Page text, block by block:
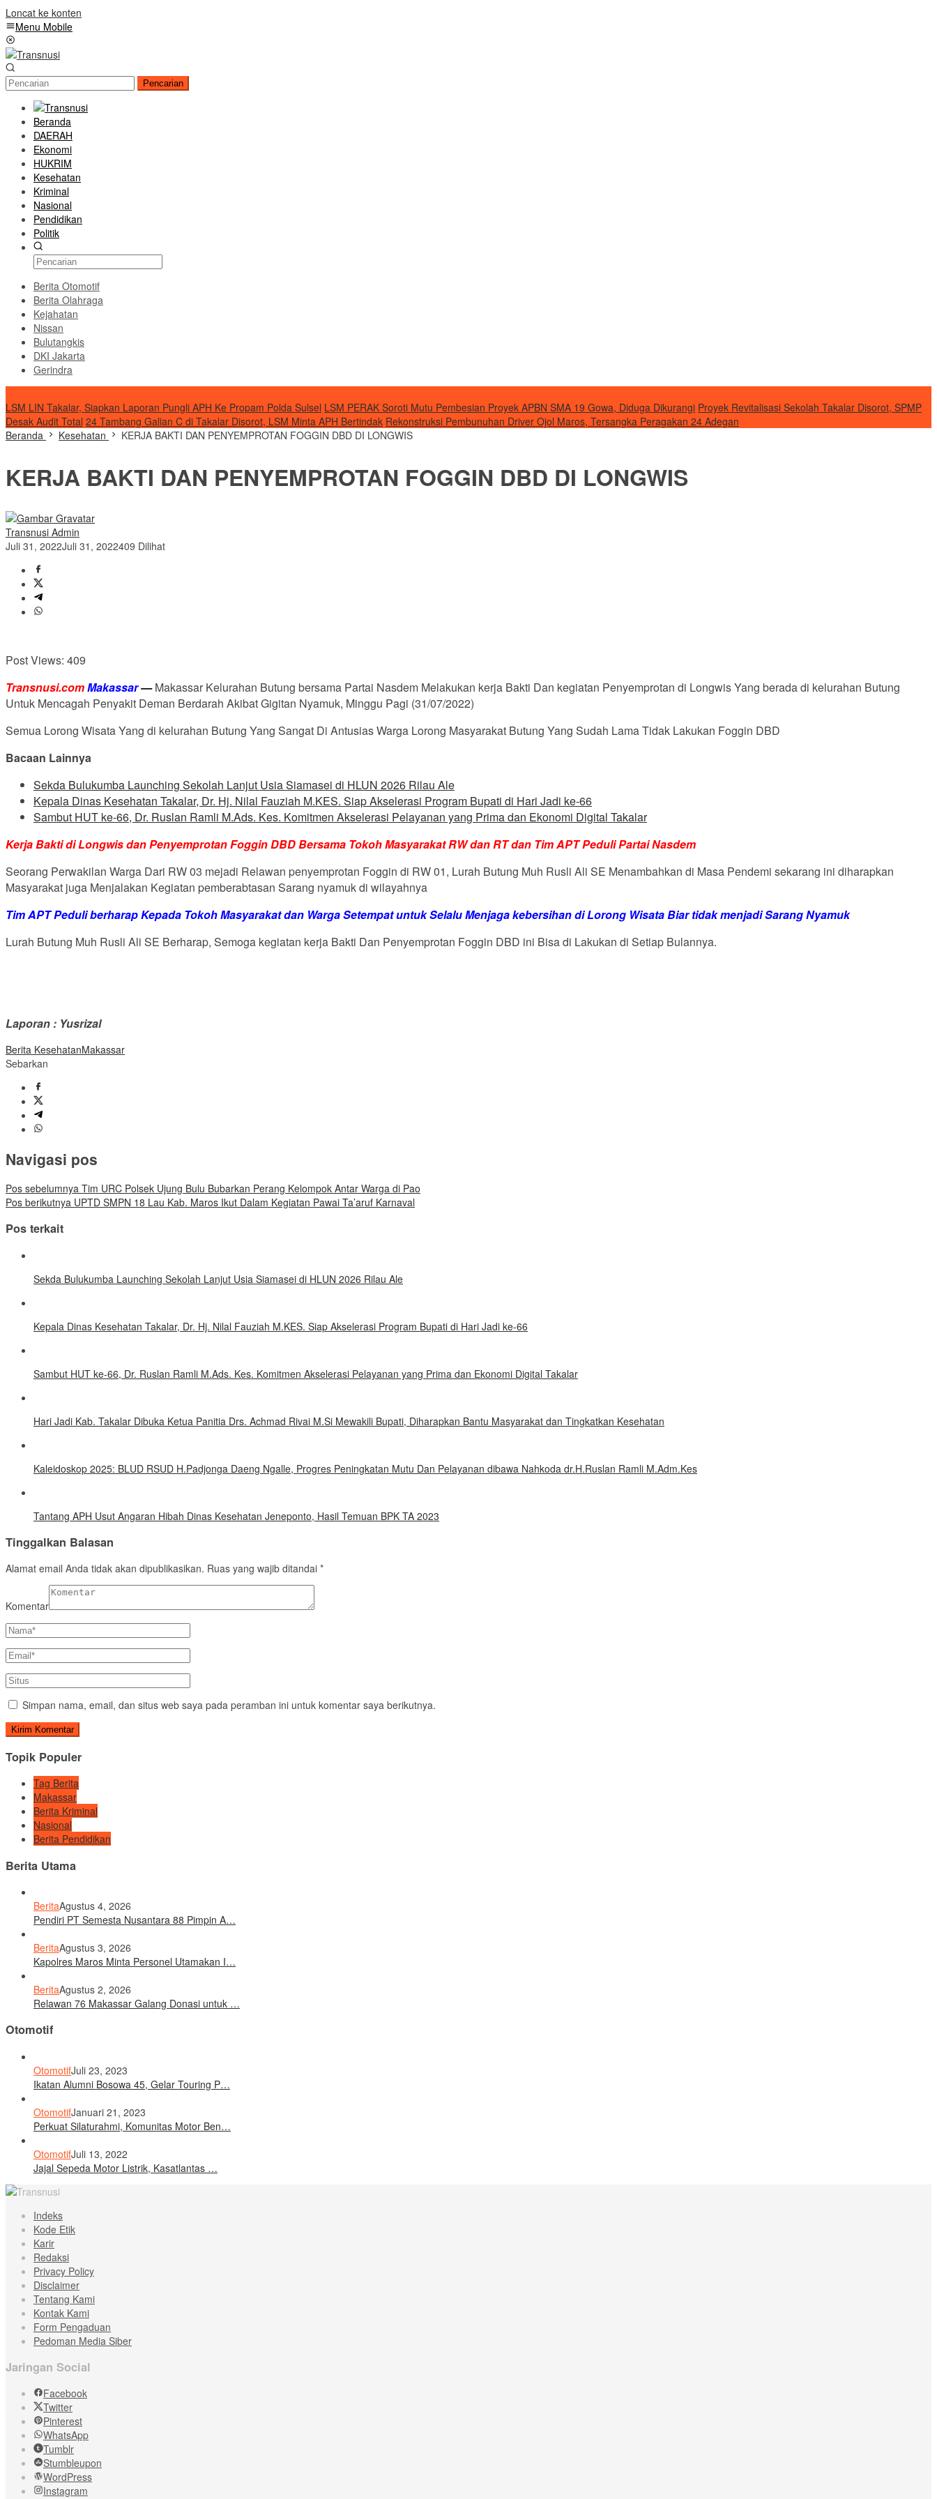
Loncat ke konten
Menu Mobile
Pencarian
Beranda
DAERAH
Ekonomi
HUKRIM
Kesehatan
Kriminal
Nasional
Pendidikan
Politik
Berita Otomotif
Berita Olahraga
Kejahatan
Nissan
Bulutangkis
DKI Jakarta
Gerindra
LSM LIN Takalar, Siapkan Laporan Pungli APH Ke Propam Polda Sulsel LSM PERAK Soroti Mutu Pembesian Proyek APBN SMA 19 Gowa, Diduga Dikurangi Proyek Revitalisasi Sekolah Takalar Disorot, SPMP
Desak Audit Total 24 Tambang Galian C di Takalar Disorot, LSM Minta APH Bertindak Rekonstruksi Pembunuhan Driver Ojol Maros, Tersangka Peragakan 24 Adegan
Beranda
Kesehatan KERJA BAKTI DAN PENYEMPROTAN FOGGIN DBD DI LONGWIS
KERJA BAKTI DAN PENYEMPROTAN FOGGIN DBD DI LONGWIS
Transnusi Admin
Juli 31, 2022Juli 31, 2022409 Dilihat
Post Views: 409
Transnusi.comMakassar—Makassar Kelurahan Butung bersama Partai Nasdem Melakukan kerja Bakti Dan kegiatan Penyemprotan di Longwis Yang berada di kelurahan Butung
Untuk Mencagah Penyakit Deman Berdarah Akibat Gigitan Nyamuk, Minggu Pagi (31/07/2022)
Semua Lorong Wisata Yang di kelurahan Butung Yang Sangat Di Antusias Warga Lorong Masyarakat Butung Yang Sudah Lama Tidak Lakukan Foggin DBD
Bacaan Lainnya
Sekda Bulukumba Launching Sekolah Lanjut Usia Siamasei di HLUN 2026 Rilau Ale
Kepala Dinas Kesehatan Takalar, Dr. Hj. Nilal Fauziah M.KES. Siap Akselerasi Program Bupati di Hari Jadi ke-66
Sambut HUT ke-66, Dr. Ruslan Ramli M.Ads. Kes. Komitmen Akselerasi Pelayanan yang Prima dan Ekonomi Digital Takalar
Kerja Bakti di Longwis dan Penyemprotan Foggin DBD Bersama Tokoh Masyarakat RW dan RT dan Tim APT Peduli Partai Nasdem
Seorang Perwakilan Warga Dari RW 03 mejadi Relawan penyemprotan Foggin di RW 01, Lurah Butung Muh Rusli Ali SE Menambahkan di Masa Pendemi sekarang ini diharapkan
Masyarakat juga Menjalakan Kegiatan pemberabtasan Sarang nyamuk di wilayahnya
Tim APT Peduli berharap Kepada Tokoh Masyarakat dan Warga Setempat untuk Selalu Menjaga kebersihan di Lorong Wisata Biar tidak menjadi Sarang Nyamuk
Lurah Butung Muh Rusli Ali SE Berharap, Semoga kegiatan kerja Bakti Dan Penyemprotan Foggin DBD ini Bisa di Lakukan di Setiap Bulannya.
Laporan : Yusrizal
Berita KesehatanMakassar
Sebarkan
Navigasi pos
Pos sebelumnya Tim URC Polsek Ujung Bulu Bubarkan Perang Kelompok Antar Warga di Pao
Pos berikutnya UPTD SMPN 18 Lau Kab. Maros Ikut Dalam Kegiatan Pawai Ta’aruf Karnaval
Pos terkait
Sekda Bulukumba Launching Sekolah Lanjut Usia Siamasei di HLUN 2026 Rilau Ale
Kepala Dinas Kesehatan Takalar, Dr. Hj. Nilal Fauziah M.KES. Siap Akselerasi Program Bupati di Hari Jadi ke-66
Sambut HUT ke-66, Dr. Ruslan Ramli M.Ads. Kes. Komitmen Akselerasi Pelayanan yang Prima dan Ekonomi Digital Takalar
Hari Jadi Kab. Takalar Dibuka Ketua Panitia Drs. Achmad Rivai M.Si Mewakili Bupati, Diharapkan Bantu Masyarakat dan Tingkatkan Kesehatan
Kaleidoskop 2025: BLUD RSUD H.Padjonga Daeng Ngalle, Progres Peningkatan Mutu Dan Pelayanan dibawa Nahkoda dr.H.Ruslan Ramli M.Adm.Kes
Tantang APH Usut Angaran Hibah Dinas Kesehatan Jeneponto, Hasil Temuan BPK TA 2023
Tinggalkan Balasan
Alamat email Anda tidak akan dipublikasikan. Ruas yang wajib ditandai *
Komentar
Simpan nama, email, dan situs web saya pada peramban ini untuk komentar saya berikutnya.
Topik Populer
Tag Berita
Makassar
Berita Kriminal
Nasional
Berita Pendidikan
Berita Utama
BeritaAgustus 4, 2026
Pendiri PT Semesta Nusantara 88 Pimpin A…
BeritaAgustus 3, 2026
Kapolres Maros Minta Personel Utamakan I…
BeritaAgustus 2, 2026
Relawan 76 Makassar Galang Donasi untuk …
Otomotif
OtomotifJuli 23, 2023
Ikatan Alumni Bosowa 45, Gelar Touring P…
OtomotifJanuari 21, 2023
Perkuat Silaturahmi, Komunitas Motor Ben…
OtomotifJuli 13, 2022
Jajal Sepeda Motor Listrik, Kasatlantas …
Indeks
Kode Etik
Karir
Redaksi
Privacy Policy
Disclaimer
Tentang Kami
Kontak Kami
Form Pengaduan
Pedoman Media Siber
Jaringan Social
Facebook
Twitter
Pinterest
WhatsApp
Tumblr
Stumbleupon
WordPress
Instagram